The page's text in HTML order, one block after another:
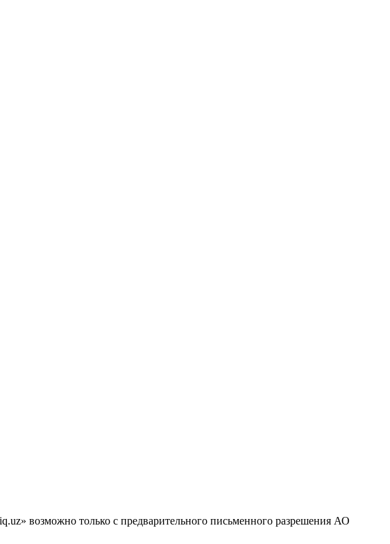
возможно только с предварительного письменного разрешения АО